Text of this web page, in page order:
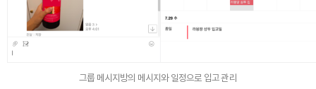
그룹 메시지방의 메시지와 일정으로 입고 관리